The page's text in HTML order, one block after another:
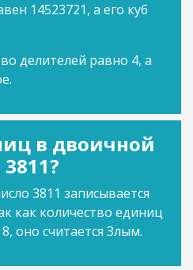
14523721, а его куб
делителей равно 4, а
в двоичной
3811 записывается
как количество единиц
оно считается Злым.